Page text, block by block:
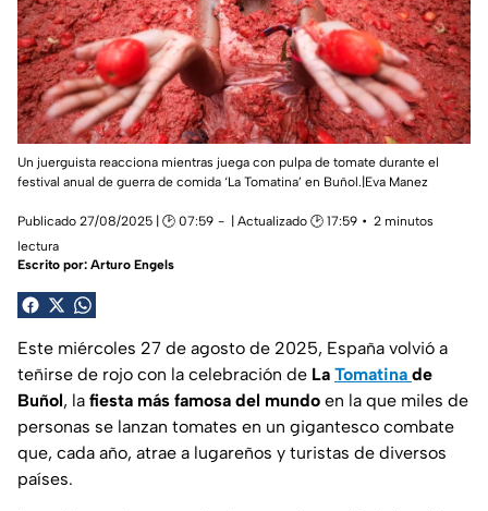
Un juerguista reacciona mientras juega con pulpa de tomate durante el
festival anual de guerra de comida ‘La Tomatina’ en Buñol.|Eva Manez
Publicado 27/08/2025 | 🕑 07:59 | Actualizado 🕑 17:59
2 minutos
lectura
Escrito por: Arturo Engels
Este miércoles 27 de agosto de 2025, España volvió a
teñirse de rojo con la celebración de La Tomatina de
Buñol, la fiesta más famosa del mundo en la que miles de
personas se lanzan tomates en un gigantesco combate
que, cada año, atrae a lugareños y turistas de diversos
países.